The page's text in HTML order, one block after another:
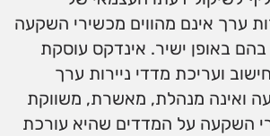
ערך אינם מהווים מכשירי השקעה
בהם באופן ישיר. אינדקס עוסקת
ועריכת מדדי ניירות ערך
ואינה מנהלת, מאשרת, משווקת
השקעה על המדדים שהיא עורכת